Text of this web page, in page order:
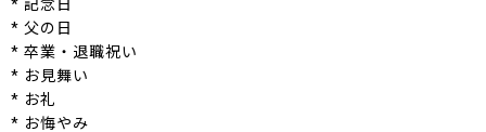
* 記念日
* 父の日
* 卒業・退職祝い
* お見舞い
* お礼
* お悔やみ